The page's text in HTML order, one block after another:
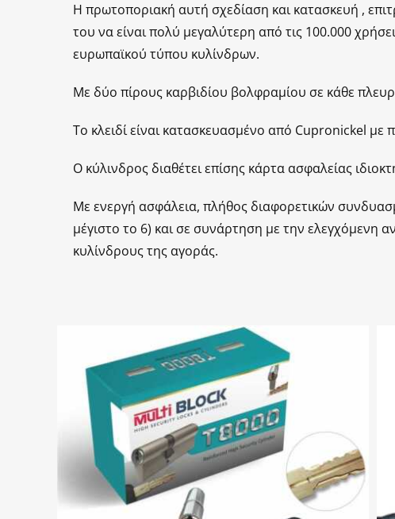
Η πρωτοποριακή αυτή σχεδίαση και κατασκευή ,
του να είναι πολύ μεγαλύτερη από τις 100.000
ευρωπαϊκού τύπου κυλίνδρων.
Με δύο πίρους καρβιδίου βολφραμίου σε κάθε
Το κλειδί είναι κατασκευασμένο από Cupronickel
Ο κύλινδρος διαθέτει επίσης κάρτα ασφαλείας
Με ενεργή ασφάλεια, πλήθος διαφορετικών
μέγιστο το 6) και σε συνάρτηση με την
κυλίνδρους της αγοράς.